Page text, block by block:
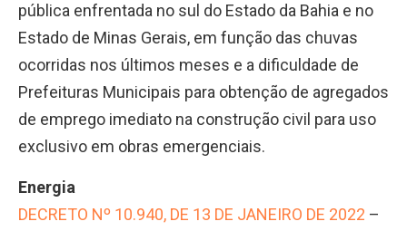
pública enfrentada no sul do Estado da Bahia e no
Estado de Minas Gerais, em função das chuvas
ocorridas nos últimos meses e a dificuldade de
Prefeituras Municipais para obtenção de agregados
de emprego imediato na construção civil para uso
exclusivo em obras emergenciais.
Energia
DECRETO Nº 10.940, DE 13 DE JANEIRO DE 2022 –